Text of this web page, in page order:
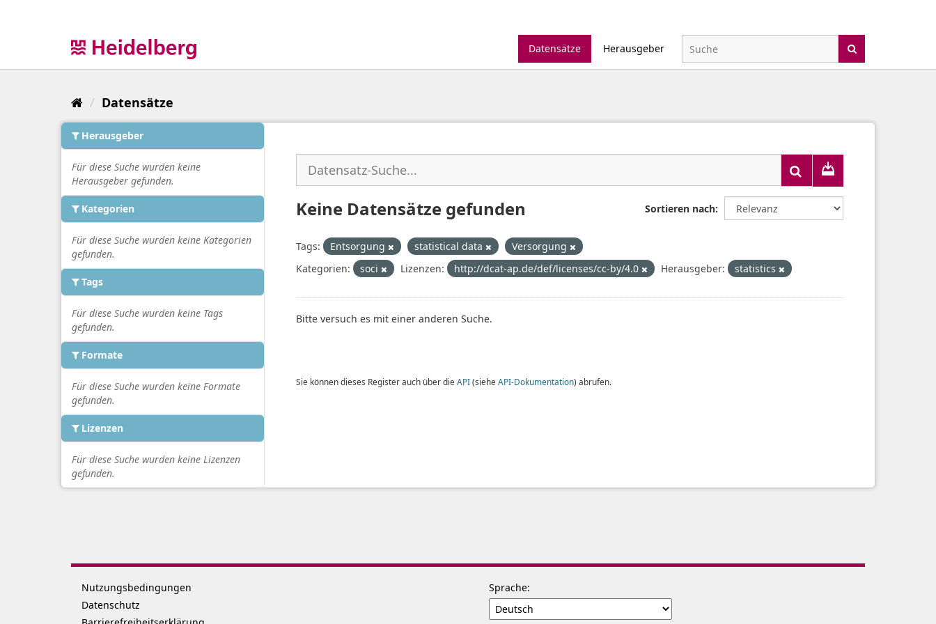
Datensätze
Herausgeber
Datensätze
Herausgeber
Für diese Suche wurden keine
Herausgeber gefunden.
Kategorien
Für diese Suche wurden keine Kategorien
gefunden.
Tags
Für diese Suche wurden keine Tags
gefunden.
Formate
Für diese Suche wurden keine Formate
gefunden.
Lizenzen
Für diese Suche wurden keine Lizenzen
gefunden.
Sortieren nach
Keine Datensätze gefunden
Tags: Entsorgung statistical data
Versorgung
Kategorien:
soci Lizenzen: http://dcat-ap.de/def/licenses/cc-by/4.0 Herausgeber: statistics
Bitte versuch es mit einer anderen Suche.
Sie können dieses Register auch über die API(siehe API-Dokumentation) abrufen.
Nutzungsbedingungen
Datenschutz
Sprache